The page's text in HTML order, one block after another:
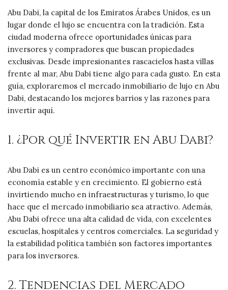
Abu Dabi, la capital de los Emiratos Árabes Unidos, es un
lugar donde el lujo se encuentra con la tradición. Esta
ciudad moderna ofrece oportunidades únicas para
inversores y compradores que buscan propiedades
exclusivas. Desde impresionantes rascacielos hasta villas
frente al mar, Abu Dabi tiene algo para cada gusto. En esta
guía, exploraremos el mercado inmobiliario de lujo en Abu
Dabi, destacando los mejores barrios y las razones para
invertir aquí.
1. ¿Por qué Invertir en Abu Dabi?
Abu Dabi es un centro económico importante con una
economía estable y en crecimiento. El gobierno está
invirtiendo mucho en infraestructuras y turismo, lo que
hace que el mercado inmobiliario sea atractivo. Además,
Abu Dabi ofrece una alta calidad de vida, con excelentes
escuelas, hospitales y centros comerciales. La seguridad y
la estabilidad política también son factores importantes
para los inversores.
2. Tendencias del Mercado